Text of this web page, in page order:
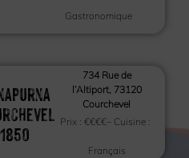
Gastronomique
1850
734 Rue de
l’Altiport, 73120
Courchevel
Prix :€€€€– Cuisine :
Français